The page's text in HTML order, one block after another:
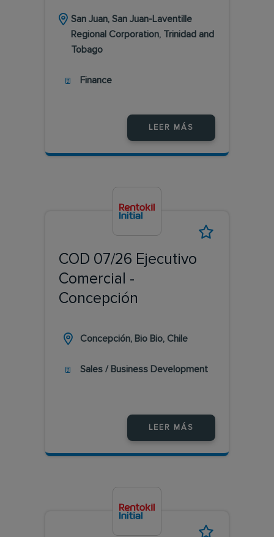
San Juan, San Juan-Laventille
Regional Corporation, Trinidad and
Tobago
Finance
LEER MÁS
COD 07/26 Ejecutivo
Comercial -
Concepción
Concepción, Bio Bio, Chile
Sales / Business Development
LEER MÁS